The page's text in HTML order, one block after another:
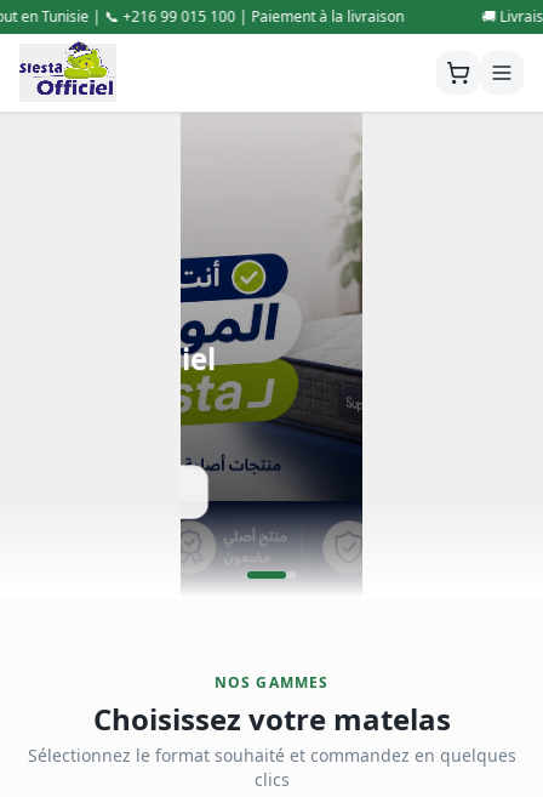
| Paiement à la livraison 🚚 Livraison gratuite partout en Tunisie |
Siesta Officiel
NOS GAMMES
Choisissez votre matelas
Sélectionnez le format souhaité et commandez en quelques
clics